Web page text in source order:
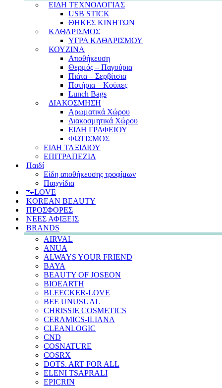
ΕΙΔΗ ΤΕΧΝΟΛΟΓΙΑΣ
USB STICK
ΘΗΚΕΣ ΚΙΝΗΤΩΝ
ΚΑΘΑΡΙΣΜΟΣ
ΥΓΡΑ ΚΑΘΑΡΙΣΜΟΥ
ΚΟΥΖΙΝΑ
Αποθήκευση
Θερμός – Παγούρια
Πιάτα – Σερβίτσια
Ποτήρια – Κούπες
Lunch Bags
ΔΙΑΚΟΣΜΗΣΗ
Αρωματικά Χώρου
Διακοσμητικά Χώρου
ΕΙΔΗ ΓΡΑΦΕΙΟΥ
ΦΩΤΙΣΜΟΣ
ΕΙΔΗ ΤΑΞΙΔΙΟΥ
ΕΠΙΤΡΑΠΕΖΙΑ
Παιδί
Είδη αποθήκευσης τροφίμων
Παιχνίδια
🐾LOVE
KOREAN BEAUTY
ΠΡΟΣΦΟΡΕΣ
ΝΕΕΣ ΑΦΙΞΕΙΣ
BRANDS
AIRVAL
ANUA
ALWAYS YOUR FRIEND
BAYA
BEAUTY OF JOSEON
BIOEARTH
BLEECKER-LOVE
BEE UNUSUAL
CHRISSIE COSMETICS
CERAMICS-ILIANA
CLEANLOGIC
CND
COSNATURE
COSRX
DOTS. ART FOR ALL
ELENI TSAPRALI
EPICRIN